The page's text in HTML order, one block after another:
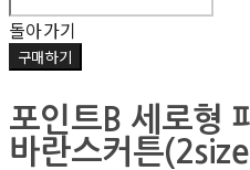
돌아가기
구매하기
포인트B 세로형
바란스커튼